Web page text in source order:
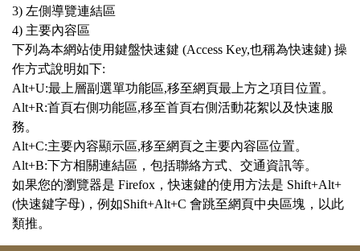
3) 左側導覽連結區
4) 主要內容區
下列為本網站使用鍵盤快速鍵 (Access Key,也稱為快速鍵) 操
作方式說明如下:
Alt+U:最上層副選單功能區,移至網頁最上方之項目位置。
Alt+R:首頁右側功能區,移至首頁右側活動花絮以及快速服
務。
Alt+C:主要內容顯示區,移至網頁之主要內容區位置。
Alt+B:下方相關連結區，包括聯絡方式、交通資訊等。
如果您的瀏覽器是 Firefox，快速鍵的使用方法是 Shift+Alt+
(快速鍵字母)，例如Shift+Alt+C 會跳至網頁中央區塊，以此
類推。